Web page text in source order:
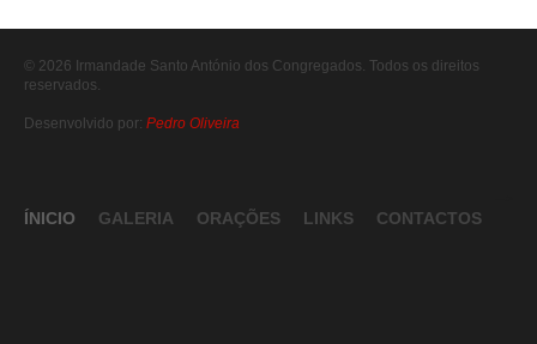
© 2026 Irmandade Santo António dos Congregados. Todos os direitos
reservados.
Desenvolvido por: Pedro Oliveira
ÍNICIO GALERIA ORAÇÕES LINKS CONTACTOS